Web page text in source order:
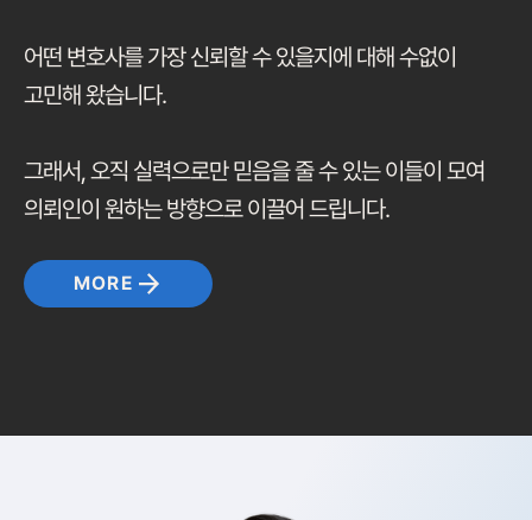
어떤 변호사를 가장 신뢰할 수 있을지에 대해 수없이
고민해 왔습니다.
그래서, 오직 실력으로만 믿음을 줄 수 있는 이들이 모여
의뢰인이 원하는 방향으로 이끌어 드립니다.
MORE